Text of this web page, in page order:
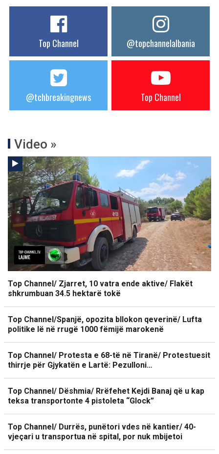
Top Channel @topchannelalbania
@tchbreakingnews Top Channel
Video »
Top Channel/ Zjarret, 10 vatra ende aktive/ Flakët
shkrumbuan 34.5 hektarë tokë
Top Channel/Spanjë, opozita bllokon qeverinë/ Lufta
politike lë në rrugë 1000 fëmijë marokenë
Top Channel/ Protesta e 68-të në Tiranë/ Protestuesit
thirrje për Gjykatën e Lartë: Pezulloni…
Top Channel/ Dëshmia/ Rrëfehet Kejdi Banaj që u kap
teksa transportonte 4 pistoleta “Glock”
Top Channel/ Durrës, punëtori vdes në kantier/ 40-
vjeçari u transportua në spital, por nuk mbijetoi